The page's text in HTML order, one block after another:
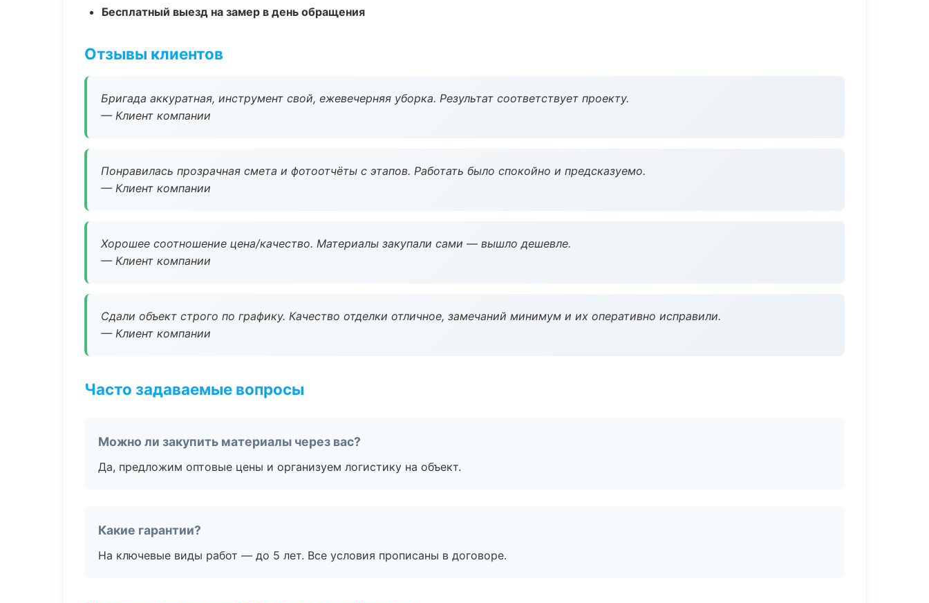
Бесплатный выезд на замер в день обращения
Отзывы клиентов
Бригада аккуратная, инструмент свой, ежевечерняя уборка. Результат соответствует проекту.
— Клиент компании
Понравилась прозрачная смета и фотоотчёты с этапов. Работать было спокойно и предсказуемо.
— Клиент компании
Хорошее соотношение цена/качество. Материалы закупали сами — вышло дешевле.
— Клиент компании
Сдали объект строго по графику. Качество отделки отличное, замечаний минимум и их оперативно исправили.
— Клиент компании
Часто задаваемые вопросы
Можно ли закупить материалы через вас?
Да, предложим оптовые цены и организуем логистику на объект.
Какие гарантии?
На ключевые виды работ — до 5 лет. Все условия прописаны в договоре.